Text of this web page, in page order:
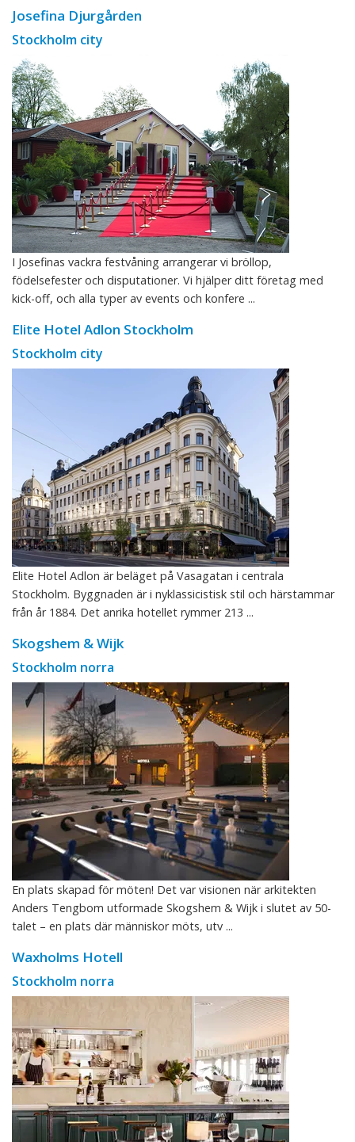
Josefina Djurgården
Stockholm city
I Josefinas vackra festvåning arrangerar vi bröllop,
födelsefester och disputationer. Vi hjälper ditt företag med
kick-off, och alla typer av events och konfere ...
Elite Hotel Adlon Stockholm
Stockholm city
Elite Hotel Adlon är beläget på Vasagatan i centrala
Stockholm. Byggnaden är i nyklassicistisk stil och härstammar
från år 1884. Det anrika hotellet rymmer 213 ...
Skogshem & Wijk
Stockholm norra
En plats skapad för möten! Det var visionen när arkitekten
Anders Tengbom utformade Skogshem & Wijk i slutet av 50-
talet – en plats där människor möts, utv ...
Waxholms Hotell
Stockholm norra